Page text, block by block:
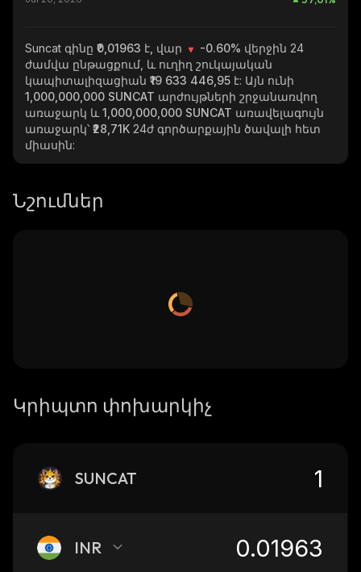
Suncat գինը ₹0,01963 է, վար -0.60% վերջին 24
ժամվա ընթացքում, և ուղիղ շուկայական
կապիտալիզացիան ₹19 633 446,95 է: Այն ունի
1,000,000,000 SUNCAT արժույթների շրջանառվող
առաջարկ և 1,000,000,000 SUNCAT առավելագույն
առաջարկ՝ ₹28,71K 24ժ գործարքային ծավալի հետ
միասին:
Նշումներ
Կրիպտո փոխարկիչ
SUNCAT
INR